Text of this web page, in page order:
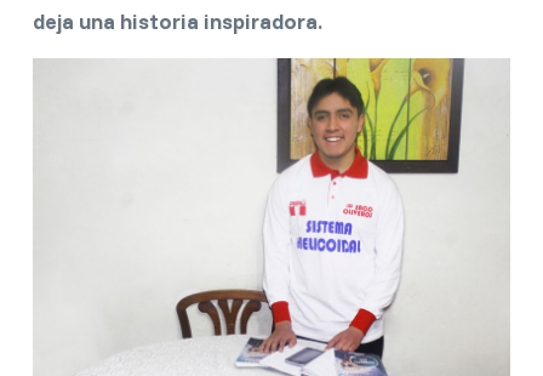
deja una historia inspiradora.